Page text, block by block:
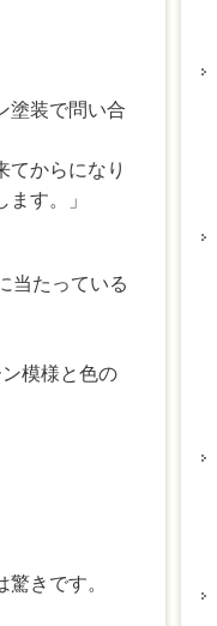
塗装で問い合
てからになり
す。」
当たっている
模様と色の
きです。